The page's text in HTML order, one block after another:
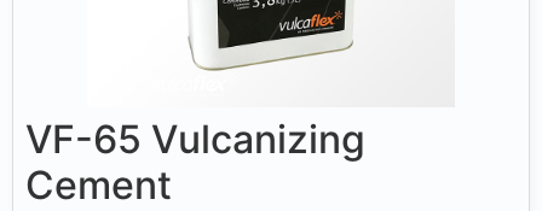
VF-65 Vulcanizing
Cement